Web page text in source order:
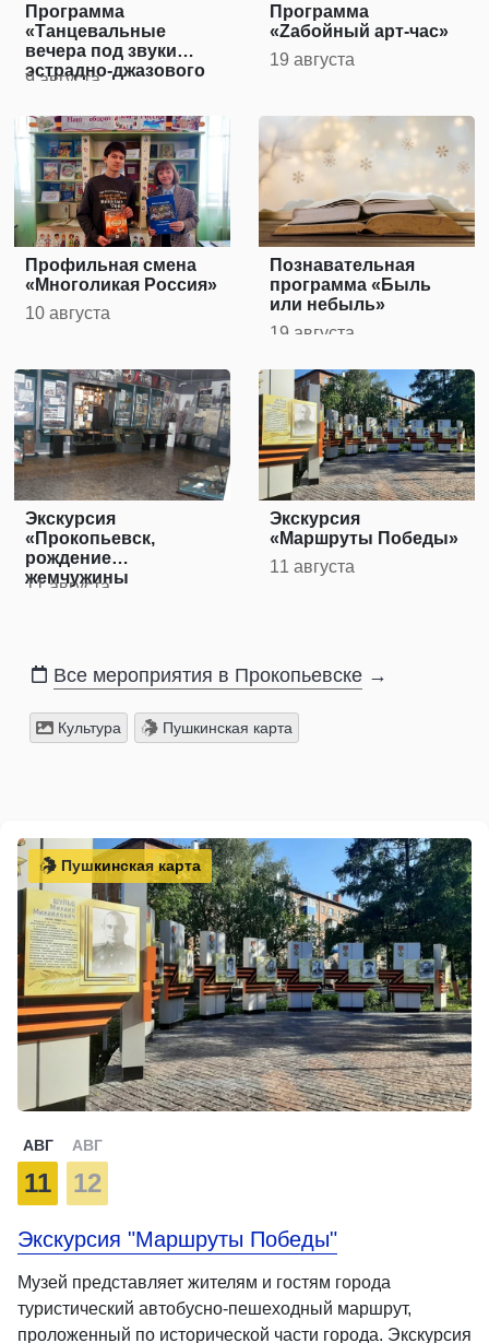
Программа
«Танцевальные
вечера под звуки
эстрадно-джазового
9 августа
Программа
«Zабойный арт-час»
19 августа
Профильная смена
«Многоликая Россия»
10 августа
Познавательная
программа «Быль
или небыль»
19 августа
Экскурсия
«Прокопьевск,
рождение
жемчужины
11 августа
Экскурсия
«Маршруты Победы»
11 августа
Все мероприятия в Прокопьевске →
Культура Пушкинская карта
Пушкинская карта
АВГ
11
АВГ
12
Экскурсия "Маршруты Победы"
Музей представляет жителям и гостям города
туристический автобусно-пешеходный маршрут,
проложенный по исторической части города. Экскурсия